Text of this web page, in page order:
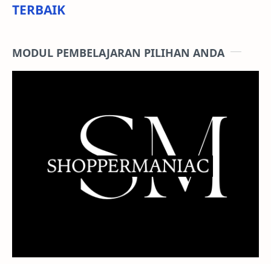
TERBAIK
MODUL PEMBELAJARAN PILIHAN ANDA